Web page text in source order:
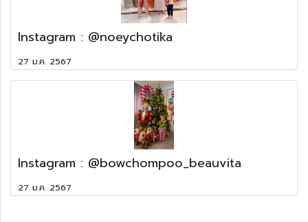
Instagram : @noeychotika
27 ม.ค. 2567
Instagram : @bowchompoo_beauvita
27 ม.ค. 2567